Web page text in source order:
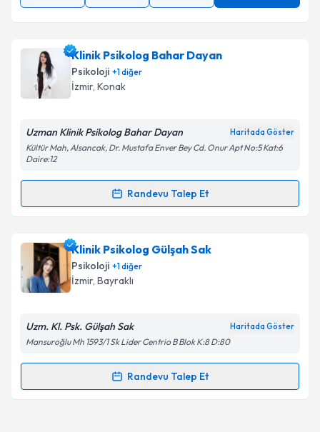
Klinik Psikolog Bahar Dayan
Psikoloji +1diğer
İzmir, Konak
Uzman Klinik Psikolog Bahar Dayan Haritada Göster
Kültür Mah, Alsancak, Dr. Mustafa Enver Bey Cd. Onur Apt No:5 Kat:6
Daire:12
Randevu Talep Et
Randevu Takvimi Talebi
Klinik Psikolog Bahar Dayan için randevu takvimi
talebi oluşturun. Size bu uzmandan randevu almanız
için bir takvim hazırlandığında e-posta ile
bilgilendireceğiz.
Kişisel verilerimin işlenmesine ilişkinAydınlatma
Klinik Psikolog Gülşah Sak
Psikoloji +1diğer
İzmir, Bayraklı
Uzm. Kl. Psk. Gülşah Sak Haritada Göster
Mansuroğlu Mh 1593/1 Sk Lider Centrio B Blok K:8 D:80
Randevu Talep Et
Randevu Takvimi Talebi